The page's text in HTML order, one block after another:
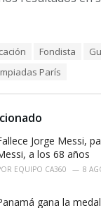
Fondista
París
Jorge Messi,
a los 68 años
EQUIPO CA360 8
gana la